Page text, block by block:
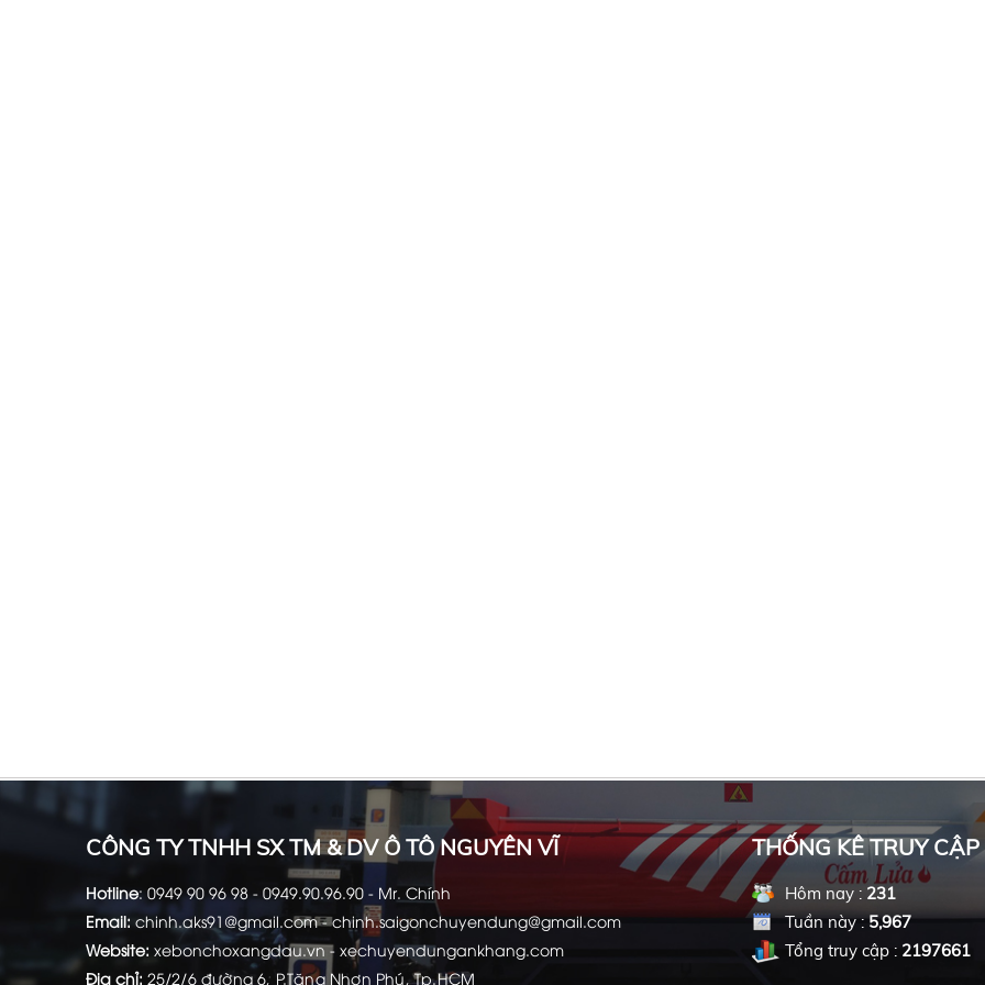
CÔNG TY TNHH SX TM & DV Ô TÔ NGUYÊN VĨ
Hotline: 0949 90 96 98 - 0949.90.96.90 - Mr. Chính
Email: chinh.aks91@gmail.com -chinh.saigonchuyendung@gmail.com
Website: xebonchoxangdau.vn- xechuyendungankhang.com
Địa chỉ: 25/2/6 đường 6, P.Tăng Nhơn Phú, Tp.HCM
THỐNG KÊ TRUY CẬP
Hôm nay : 231
Tuần này :5,967
Tổng truy cập : 2197661